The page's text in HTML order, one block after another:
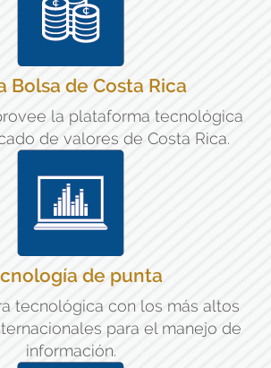
Bolsa de Costa Rica
la plataforma tecnológica
de valores de Costa Rica.
de punta
tecnológica con los más altos
para el manejo de
información.